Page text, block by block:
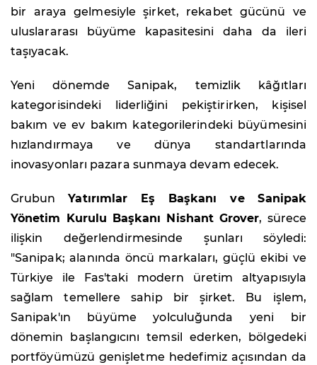
bir araya gelmesiyle şirket, rekabet gücünü ve
uluslararası büyüme kapasitesini daha da ileri
taşıyacak.
Yeni dönemde Sanipak, temizlik kâğıtları
kategorisindeki liderliğini pekiştirirken, kişisel
bakım ve ev bakım kategorilerindeki büyümesini
hızlandırmaya ve dünya standartlarında
inovasyonları pazara sunmaya devam edecek.
GrubunYatırımlar Eş Başkanı ve Sanipak
Yönetim Kurulu Başkanı Nishant Grover, sürece
ilişkin değerlendirmesinde şunları söyledi:
"Sanipak; alanında öncü markaları, güçlü ekibi ve
Türkiye ile Fas'taki modern üretim altyapısıyla
sağlam temellere sahip bir şirket. Bu işlem,
Sanipak'ın büyüme yolculuğunda yeni bir
dönemin başlangıcını temsil ederken, bölgedeki
portföyümüzü genişletme hedefimiz açısından da